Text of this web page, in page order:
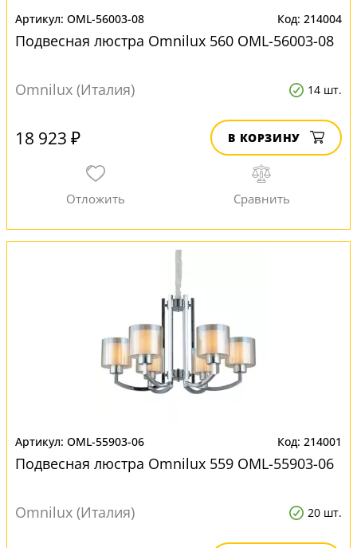
OML-56003-08 214004
Подвесная люстра Omnilux 560 OML-56003-08
Omnilux (Италия) 14 шт.
18 923 ₽ В КОРЗИНУ
OML-55903-06 214001
Подвесная люстра Omnilux 559 OML-55903-06
Omnilux (Италия) 20 шт.